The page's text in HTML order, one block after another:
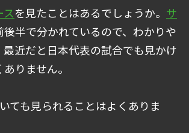
スを見たことはあるでしょうか。 サ
後半で分かれているので、わかりや
最近だと日本代表の試合でも見かけ
りません。
ても見られることはよくありま